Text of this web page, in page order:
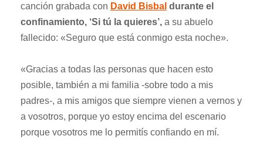
canción grabada con David Bisbal durante el
confinamiento, ‘Si tú la quieres’, a su abuelo
fallecido: «Seguro que está conmigo esta noche».
«Gracias a todas las personas que hacen esto
posible, también a mi familia -sobre todo a mis
padres-, a mis amigos que siempre vienen a vernos y
a vosotros, porque yo estoy encima del escenario
porque vosotros me lo permitís confiando en mí.